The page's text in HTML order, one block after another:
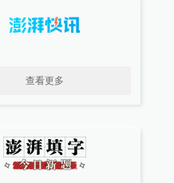
查看更多